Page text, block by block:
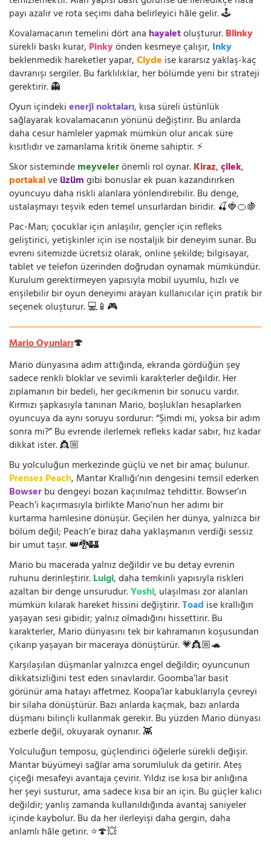
payı azalır ve rota seçimi daha belirleyici hâle gelir. 🕹️
Kovalamacanın temelini dört ana hayaletoluşturur.Blinky
sürekli baskı kurar, Pinkyönden kesmeye çalışır, Inky
beklenmedik hareketler yapar,Clyde ise kararsız yaklaş-kaç
davranışı sergiler. Bu farklılıklar, her bölümde yeni bir strateji
gerektirir. 👻
Oyun içindekienerji noktaları, kısa süreli üstünlük
sağlayarak kovalamacanın yönünü değiştirir. Bu anlarda
daha cesur hamleler yapmak mümkün olur ancak süre
kısıtlıdır ve zamanlama kritik öneme sahiptir. ⚡
Skor sistemindemeyvelerönemli rol oynar.Kiraz,çilek,
portakalveüzümgibi bonuslar ek puan kazandırırken
oyuncuyu daha riskli alanlara yönlendirebilir. Bu denge,
ustalaşmayı teşvik eden temel unsurlardan biridir. 🍒🍓🍊🍇
Pac-Man; çocuklar için anlaşılır, gençler için refleks
geliştirici, yetişkinler için ise nostaljik bir deneyim sunar. Bu
evreni sitemizde ücretsiz olarak, online şekilde; bilgisayar,
tablet ve telefon üzerinden doğrudan oynamak mümkündür.
Kurulum gerektirmeyen yapısıyla mobil uyumlu, hızlı ve
erişilebilir bir oyun deneyimi arayan kullanıcılar için pratik bir
seçenek oluşturur. 💻📱🎮
Mario Oyunları🍄
Mario dünyasına adım attığında, ekranda gördüğün şey
sadece renkli bloklar ve sevimli karakterler değildir. Her
zıplamanın bir bedeli, her gecikmenin bir sonucu vardır.
Kırmızı şapkasıyla tanınan Mario, boşlukları hesaplarken
oyuncuya da aynı soruyu sordurur: “Şimdi mi, yoksa bir adım
sonra mı?” Bu evrende ilerlemek refleks kadar sabır, hız kadar
dikkat ister. 👸🏼
Bu yolculuğun merkezinde güçlü ve net bir amaç bulunur.
Prenses Peach, Mantar Krallığı’nın dengesini temsil ederken
Bowserbu dengeyi bozan kaçınılmaz tehdittir. Bowser’ın
Peach’i kaçırmasıyla birlikte Mario’nun her adımı bir
kurtarma hamlesine dönüşür. Geçilen her dünya, yalnızca bir
bölüm değil; Peach’e biraz daha yaklaşmanın verdiği sessiz
bir umut taşır. 👑🐉🏰
Mario bu macerada yalnız değildir ve bu detay evrenin
ruhunu derinleştirir.Luigi, daha temkinli yapısıyla riskleri
azaltan bir denge unsurudur.Yoshi, ulaşılması zor alanları
mümkün kılarak hareket hissini değiştirir.Toad ise krallığın
yaşayan sesi gibidir; yalnız olmadığını hissettirir. Bu
karakterler, Mario dünyasını tek bir kahramanın koşusundan
çıkarıp yaşayan bir maceraya dönüştürür. 💗👸🏼🐢
Karşılaşılan düşmanlar yalnızca engel değildir; oyuncunun
dikkatsizliğini test eden sınavlardır. Goomba’lar basit
görünür ama hatayı affetmez. Koopa’lar kabuklarıyla çevreyi
bir silaha dönüştürür. Bazı anlarda kaçmak, bazı anlarda
düşmanı bilinçli kullanmak gerekir. Bu yüzden Mario dünyası
ezberle değil, okuyarak oynanır. 👾
Yolculuğun temposu, güçlendirici öğelerle sürekli değişir.
Mantar büyümeyi sağlar ama sorumluluk da getirir. Ateş
çiçeği mesafeyi avantaja çevirir. Yıldız ise kısa bir anlığına
her şeyi susturur, ama sadece kısa bir an için. Bu güçler kalıcı
değildir; yanlış zamanda kullanıldığında avantaj saniyeler
içinde kaybolur. Bu da her ilerleyişi daha gergin, daha
anlamlı hâle getirir. ⭐🍄💥